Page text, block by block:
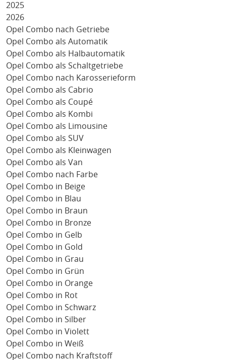
2025
2026
Opel Combo nach Getriebe
Opel Combo als Automatik
Opel Combo als Halbautomatik
Opel Combo als Schaltgetriebe
Opel Combo nach Karosserieform
Opel Combo als Cabrio
Opel Combo als Coupé
Opel Combo als Kombi
Opel Combo als Limousine
Opel Combo als SUV
Opel Combo als Kleinwagen
Opel Combo als Van
Opel Combo nach Farbe
Opel Combo in Beige
Opel Combo in Blau
Opel Combo in Braun
Opel Combo in Bronze
Opel Combo in Gelb
Opel Combo in Gold
Opel Combo in Grau
Opel Combo in Grün
Opel Combo in Orange
Opel Combo in Rot
Opel Combo in Schwarz
Opel Combo in Silber
Opel Combo in Violett
Opel Combo in Weiß
Opel Combo nach Kraftstoff